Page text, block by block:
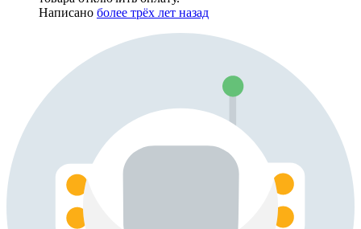
Написано более трёх лет назад